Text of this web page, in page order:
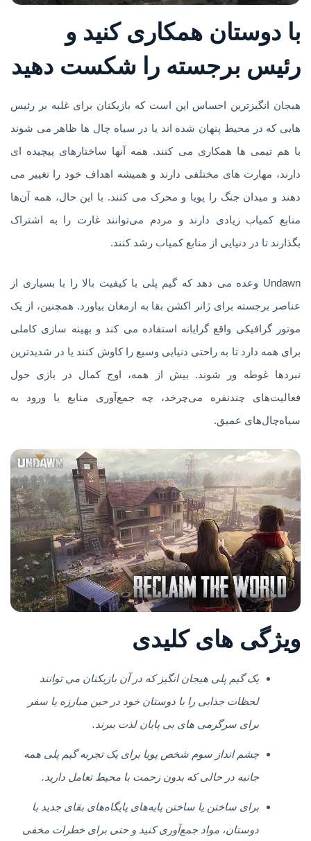
با دوستان همکاری کنید و
رئیس برجسته را شکست دهید
هیجان انگیزترین احساس این است که بازیکنان برای غلبه بر رئیس
هایی که در محیط پنهان شده اند یا در سیاه چال ها ظاهر می شوند
با هم تیمی ها همکاری می کنند. همه آنها ساختارهای پیچیده ای
دارند، مهارت های مختلفی دارند و همیشه اهداف خود را تغییر می
دهند و میدان جنگ را پویا و محرک می کنند. با این حال، همه آن‌ها
منابع کمیاب زیادی دارند و مردم می‌توانند غارت را به اشتراک
بگذارند تا در دنیایی از منابع کمیاب رشد کنند.
Undawn وعده می دهد که گیم پلی با کیفیت بالا را با بسیاری از
عناصر برجسته برای ژانر اکشن بقا به ارمغان بیاورد. همچنین، از یک
موتور گرافیکی واقع گرایانه استفاده می کند و بهینه سازی کاملی
برای همه دارد تا به راحتی دنیایی وسیع را کاوش کنند یا در شدیدترین
نبردها غوطه ور شوند. بیش از همه، اوج کمال در بازی حول
فعالیت‌های چندنفره می‌چرخد، چه جمع‌آوری منابع یا ورود به
سیاه‌چال‌های عمیق.
ویژگی های کلیدی
یک گیم پلی هیجان انگیز که در آن بازیکنان می توانند
لحظات جذابی را با دوستان خود در حین مبارزه یا سفر
برای سرگرمی های بی پایان لذت ببرند.
چشم انداز سوم شخص پویا برای یک تجربه گیم پلی همه
جانبه در حالی که بدون زحمت با محیط تعامل دارید.
برای ساختن یا ساختن پایه‌های پایگاه‌های بقای جدید با
دوستان، مواد جمع‌آوری کنید و حتی برای خطرات مخفی